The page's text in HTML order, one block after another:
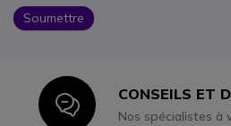
Soumettre
IconCONSEILS ET
Nos spécialistes à